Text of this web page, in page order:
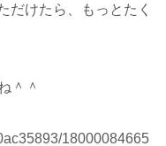
だけたら、もっとたく
＾＾
18000084665